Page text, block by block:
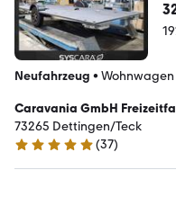
Neufahrzeug • Wohnwagen
Caravania GmbH
73265 Dettingen/Teck
5 Sterne
(37)